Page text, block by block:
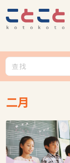
二月